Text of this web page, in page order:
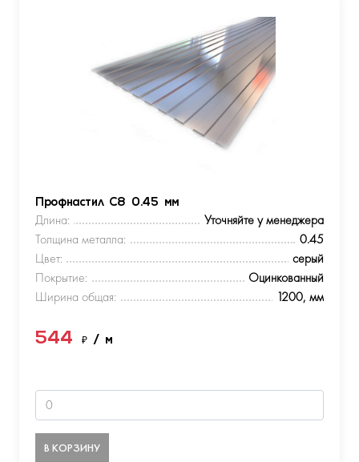
Профнастил С8 0.45 мм
Длина:
Уточняйте у менеджера
Толщина металла:
0.45
Цвет:
серый
Покрытие:
Оцинкованный
Ширина общая:
1200, мм
544 ₽ / м
В КОРЗИНУ